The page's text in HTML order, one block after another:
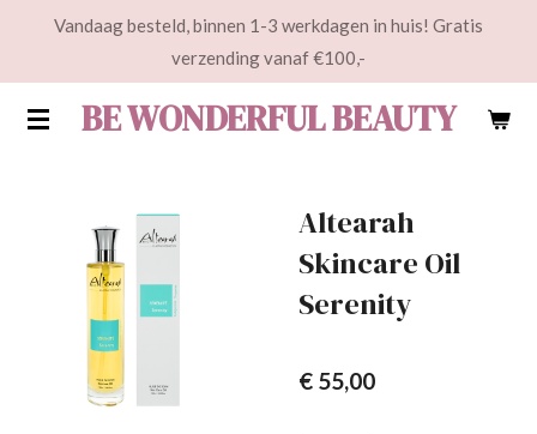
de
BE WONDERFUL BEAUTY
Vandaag besteld, binnen 1-3 werkdagen in huis! Gratis
verzending vanaf €100,-
Altearah
Skincare Oil
Serenity
€ 55,00